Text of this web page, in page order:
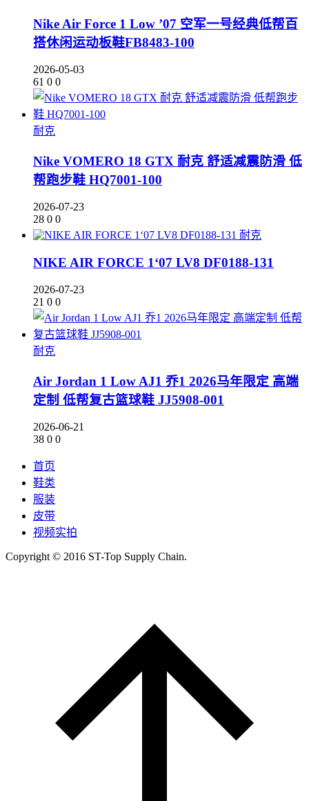
Nike Air Force 1 Low ’07 空军一号经典低帮百
搭休闲运动板鞋FB8483-100
2026-05-03
61 0 0
耐克
Nike VOMERO 18 GTX 耐克 舒适减震防滑 低
帮跑步鞋 HQ7001-100
2026-07-23
28 0 0
耐克
NIKE AIR FORCE 1‘07 LV8 DF0188-131
2026-07-23
21 0 0
耐克
Air Jordan 1 Low AJ1 乔1 2026马年限定 高端
定制 低帮复古篮球鞋 JJ5908-001
2026-06-21
38 0 0
首页
鞋类
服装
皮带
视频实拍
Copyright © 2016 ST-Top Supply Chain.